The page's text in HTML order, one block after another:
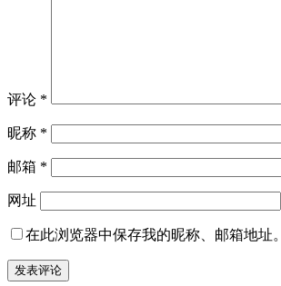
评论 *
昵称 *
邮箱 *
网址
在此浏览器中保存我的昵称、邮箱地址。